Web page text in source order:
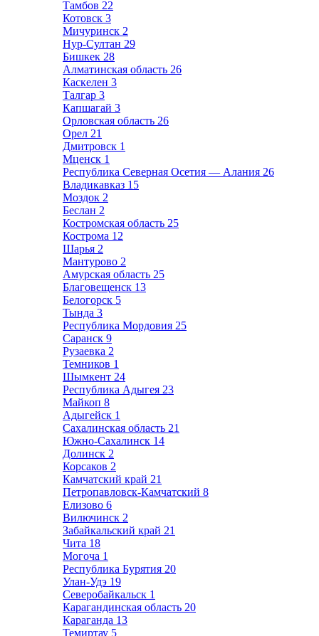
Тамбов 22
Котовск 3
Мичуринск 2
Нур-Султан 29
Бишкек 28
Алматинская область 26
Каскелен 3
Талгар 3
Капшагай 3
Орловская область 26
Орел 21
Дмитровск 1
Мценск 1
Республика Северная Осетия — Алания 26
Владикавказ 15
Моздок 2
Беслан 2
Костромская область 25
Кострома 12
Шарья 2
Мантурово 2
Амурская область 25
Благовещенск 13
Белогорск 5
Тында 3
Республика Мордовия 25
Саранск 9
Рузаевка 2
Темников 1
Шымкент 24
Республика Адыгея 23
Майкоп 8
Адыгейск 1
Сахалинская область 21
Южно-Сахалинск 14
Долинск 2
Корсаков 2
Камчатский край 21
Петропавловск-Камчатский 8
Елизово 6
Вилючинск 2
Забайкальский край 21
Чита 18
Могоча 1
Республика Бурятия 20
Улан-Удэ 19
Северобайкальск 1
Карагандинская область 20
Караганда 13
Темиртау 5